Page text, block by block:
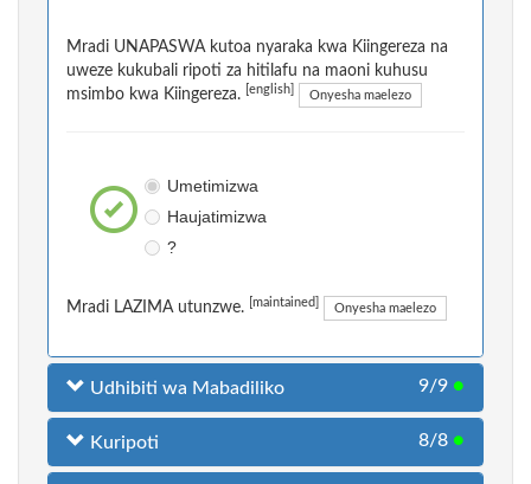
Mradi UNAPASWA kutoa nyaraka kwa Kiingereza na
uweze kukubali ripoti za hitilafu na maoni kuhusu
msimbo kwa Kiingereza.
[english] Onyesha maelezo
Umetimizwa
Haujatimizwa
?
Mradi LAZIMA utunzwe. [maintained] Onyesha maelezo
Udhibiti wa Mabadiliko 9/9 ●
Kuripoti 8/8 ●